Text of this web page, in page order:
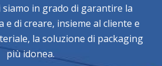
siamo in grado di garantire la
e di creare, insieme al cliente e
la soluzione di packaging
più idonea.